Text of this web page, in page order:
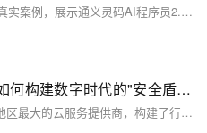
本文通过开发Python记账本应用的真实案例，展示通义灵码AI程序员2.0的代码生成能力。从需求分析到功能实现、界面升级及测试覆盖，AI程序员展现了需求转化、技术选型、测试驱动和代码可维护性等核心价值。文中详细解析了如何使用Python标准库和tkinter库实现命令行及图形化界面，并生成单元测试用例，确保应用的稳定性和可维护性。尽管AI工具显著提升开发效率，但用户仍需具备编程基础以进行调试和优化。
阿里云网络安全体系解析：如何构建数字时代的"安全盾牌"
在数字经济时代，阿里云作为亚太地区最大的云服务提供商，构建了行业领先的网络安全体系。本文解析其网络安全架构的三大核心维度：基础架构安全、核心技术防护和安全管理体系。通过技术创新与体系化防御，阿里云为企业数字化转型提供坚实的安全屏障，确保数据安全与业务连续性。案例显示，某金融客户借助阿里云成功拦截3200万次攻击，降低运维成本40%，响应时间缩短至8分钟。未来，阿里云将继续推进自适应安全架构，助力企业提升核心竞争力。